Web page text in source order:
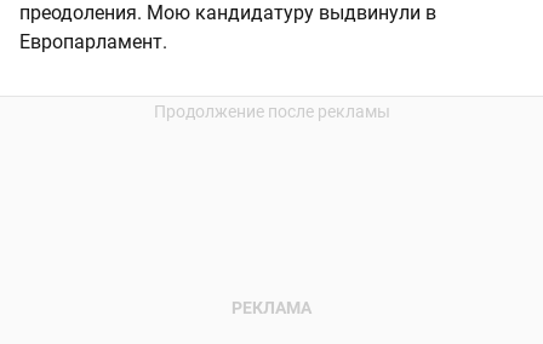
преодоления. Мою кандидатуру выдвинули в
Европарламент.